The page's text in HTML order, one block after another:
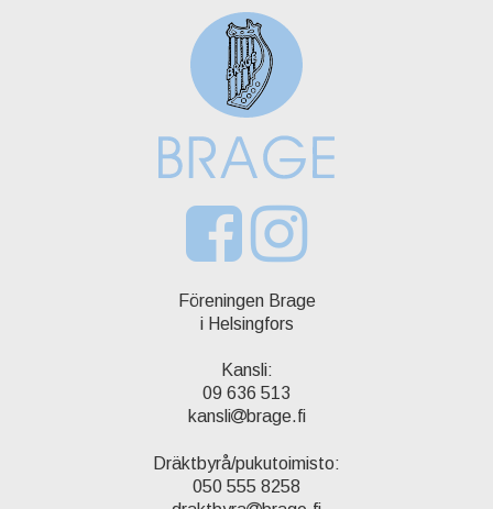
Föreningen Brage
i Helsingfors
Kansli:
09 636 513
kansli
brage.fi
Dräktbyrå/pukutoimisto:
050 555 8258